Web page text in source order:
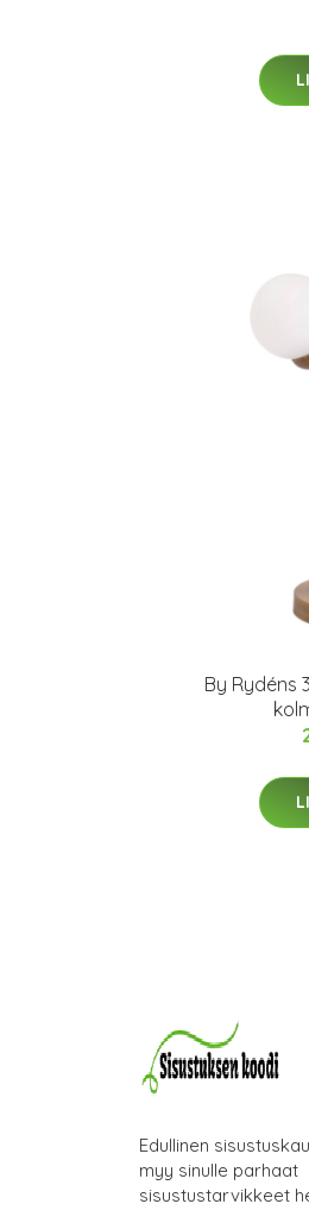
By Rydéns
Edullinen
myy sinulle parhaat
sisustustarvikkeet